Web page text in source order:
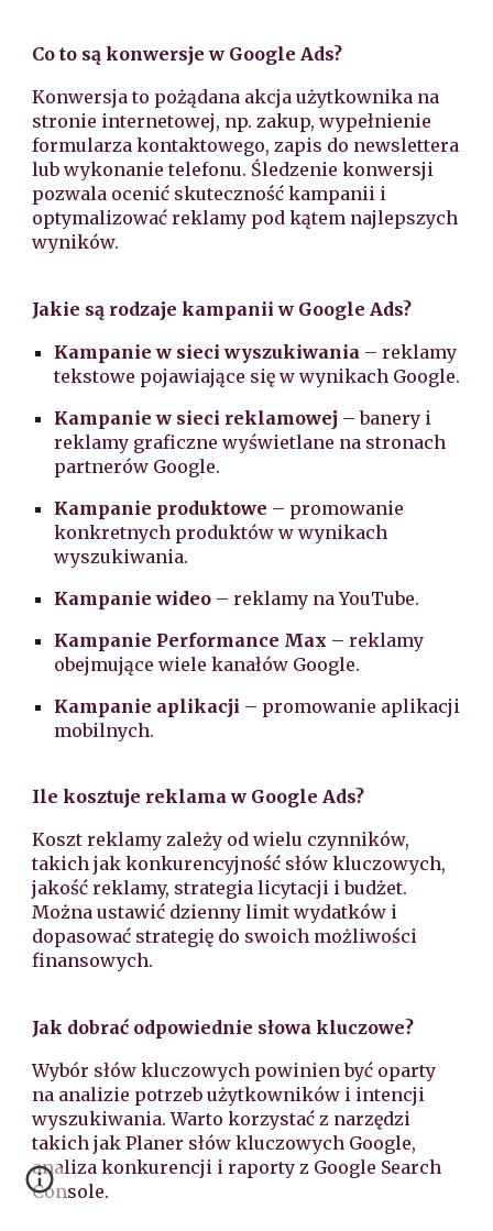
Co to są konwersje w Google Ads?
Konwersja to pożądana akcja użytkownika na
stronie internetowej, np. zakup, wypełnienie
formularza kontaktowego, zapis do newslettera
lub wykonanie telefonu. Śledzenie konwersji
pozwala ocenić skuteczność kampanii i
optymalizować reklamy pod kątem najlepszych
wyników.
Jakie są rodzaje kampanii w Google Ads?
Kampanie w sieci wyszukiwania – reklamy
tekstowe pojawiające się w wynikach Google.
Kampanie w sieci reklamowej – banery i
reklamy graficzne wyświetlane na stronach
partnerów Google.
Kampanie produktowe – promowanie
konkretnych produktów w wynikach
wyszukiwania.
Kampanie wideo – reklamy na YouTube.
Kampanie Performance Max – reklamy
obejmujące wiele kanałów Google.
Kampanie aplikacji – promowanie aplikacji
mobilnych.
Ile kosztuje reklama w Google Ads?
Koszt reklamy zależy od wielu czynników,
takich jak konkurencyjność słów kluczowych,
jakość reklamy, strategia licytacji i budżet.
Można ustawić dzienny limit wydatków i
dopasować strategię do swoich możliwości
finansowych.
Jak dobrać odpowiednie słowa kluczowe?
Wybór słów kluczowych powinien być oparty
na analizie potrzeb użytkowników i intencji
wyszukiwania. Warto korzystać z narzędzi
takich jak Planer słów kluczowych Google,
analiza konkurencji i raporty z Google Search
Console.